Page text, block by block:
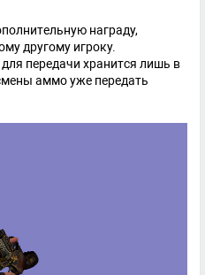
награду,
другому игроку.
передачи хранится лишь в
аммо уже передать